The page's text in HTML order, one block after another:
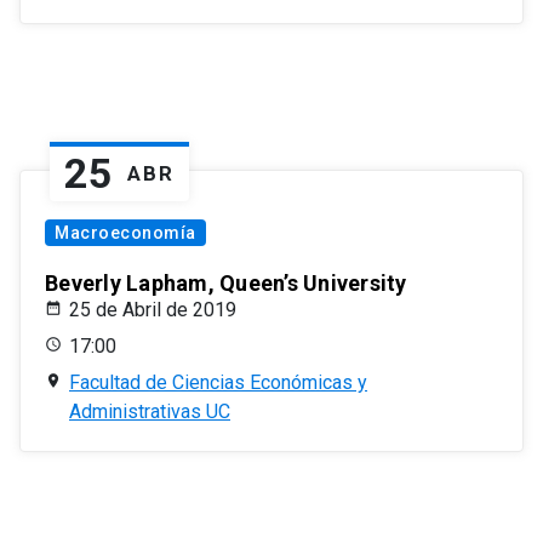
25 ABR
Macroeconomía
Beverly Lapham, Queen’s University
25 de Abril de 2019
17:00
Facultad de Ciencias Económicas y
Administrativas UC